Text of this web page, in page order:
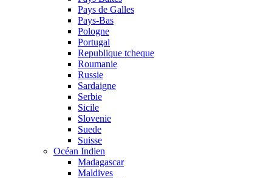
Pays de Galles
Pays-Bas
Pologne
Portugal
Republique tcheque
Roumanie
Russie
Sardaigne
Serbie
Sicile
Slovenie
Suede
Suisse
Océan Indien
Madagascar
Maldives